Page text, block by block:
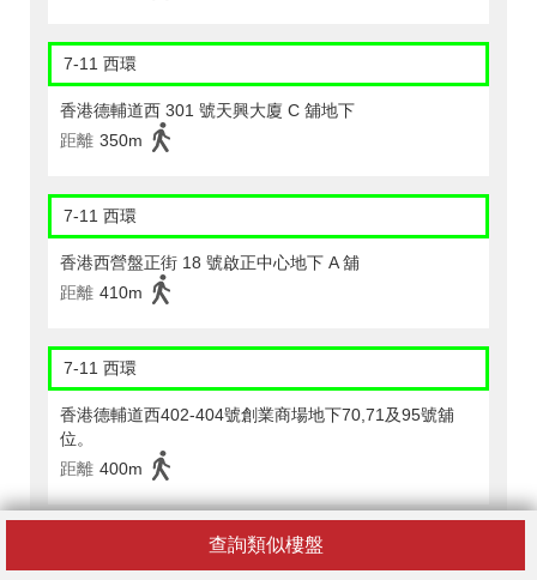
查詢類似樓盤
7-11 西環
香港德輔道西 301 號天興大廈 C 舖地下
距離 350m
7-11 西環
香港西營盤正街 18 號啟正中心地下 A 舖
距離 410m
7-11 西環
香港德輔道西402-404號創業商場地下70,71及95號舖
位。
距離 400m